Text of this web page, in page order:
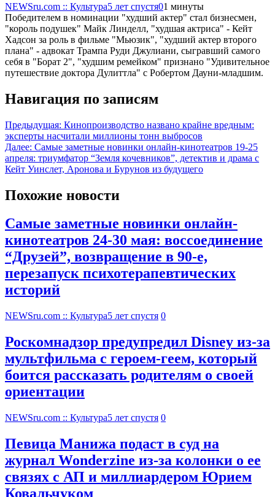
NEWSru.com :: Культура5 лет спустя01 минуты
Победителем в номинации "худший актер" стал бизнесмен,
"король подушек" Майк Линделл, "худшая актриса" - Кейт
Хадсон за роль в фильме "Мьюзик", "худший актер второго
плана" - адвокат Трампа Руди Джулиани, сыгравший самого
себя в "Борат 2", "худшим ремейком" признано "Удивительное
путешествие доктора Дулиттла" с Робертом Дауни-младшим.
Навигация по записям
Предыдущая: Кинопроизводство названо крайне вредным:
эксперты насчитали миллионы тонн выбросов
Далее: Самые заметные новинки онлайн-кинотеатров 19-25
апреля: триумфатор “Земля кочевников”, детектив и драма с
Кейт Уинслет, Аронова и Бурунов из будущего
Похожие новости
Самые заметные новинки онлайн-
кинотеатров 24-30 мая: воссоединение
“Друзей”, возвращение в 90-е,
перезапуск психотерапевтических
историй
NEWSru.com :: Культура5 лет спустя 0
Роскомнадзор предупредил Disney из-за
мультфильма c героем-геем, который
боится рассказать родителям о своей
ориентации
NEWSru.com :: Культура5 лет спустя 0
Певица Манижа подаст в суд на
журнал Wonderzine из-за колонки о ее
связях с АП и миллиардером Юрием
Ковальчуком